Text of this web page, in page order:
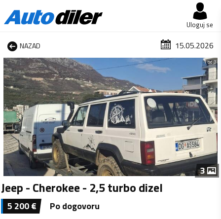
Uloguj se
NAZAD 15.05.2026
1 od 3
3
Jeep - Cherokee - 2,5 turbo dizel
5 200€ Po dogovoru